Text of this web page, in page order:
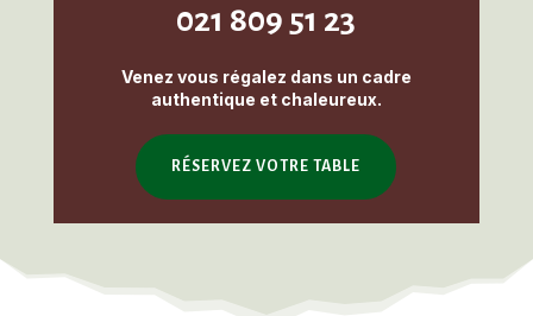
021 809 51 23
Venez vous régalez dans un cadre
authentique et chaleureux.
RÉSERVEZ VOTRE TABLE